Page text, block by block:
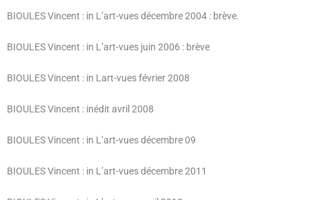
BIOULES Vincent : in L’art-vues décembre 2004 : brève.
BIOULES Vincent : in L’art-vues juin 2006 : brève
BIOULES Vincent : in Lart-vues février 2008
BIOULES Vincent : inédit avril 2008
BIOULES Vincent : in L’art-vues décembre 09
BIOULES Vincent : in L’art-vuesdécembre 2011